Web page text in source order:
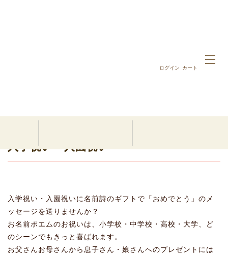
ログイン カート
入学祝い・入園祝い
入学祝い・入園祝いに名前詩のギフトで「おめでとう」のメ
ッセージを送りませんか？
お名前ポエムのお祝いは、小学校・中学校・高校・大学、ど
のシーンでもきっと喜ばれます。
お父さんお母さんから息子さん・娘さんへのプレゼントには